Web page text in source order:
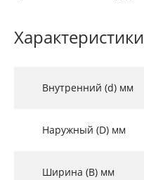
Характеристики
Внутренний (d) мм
Наружный (D) мм
Ширина (B) мм